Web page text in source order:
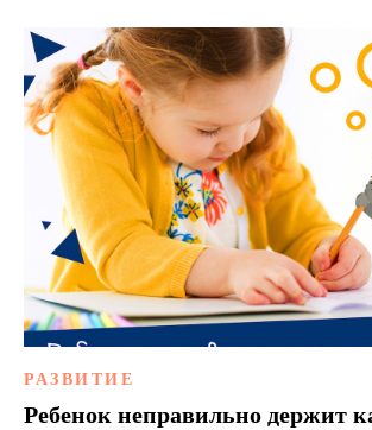
РАЗВИТИЕ
Ребенок неправильно держит
Нужна помощь?
Напишите нам